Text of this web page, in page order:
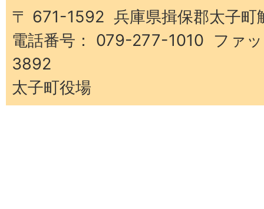
町
〒 671-1592 兵庫県揖保郡太子町
電話番号： 079-277-1010 ファ
3892
太子町役場